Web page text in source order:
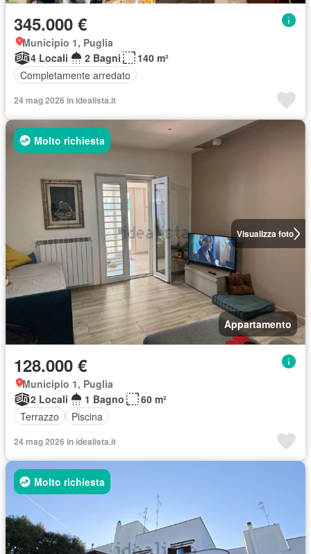
345.000 €
Municipio 1, Puglia
4 Locali
2 Bagni
140 m²
Completamente arredato
24 mag 2026 in idealista.it
Visualizza foto
Molto richiesta
Appartamento
128.000 €
Municipio 1, Puglia
2 Locali
1 Bagno
60 m²
Terrazzo
Piscina
24 mag 2026 in idealista.it
Molto richiesta